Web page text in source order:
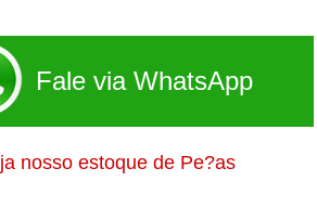
Fale via WhatsApp
nosso estoque de Pe?as